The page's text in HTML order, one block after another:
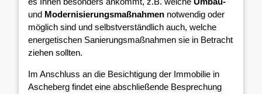
und Modernisierungsmaßnahmen notwendig oder
möglich sind und selbstverständlich auch, welche
energetischen Sanierungsmaßnahmen sie in Betracht
ziehen sollten.
Im Anschluss an die Besichtigung der Immobilie in
Ascheberg findet eine abschließende Besprechung